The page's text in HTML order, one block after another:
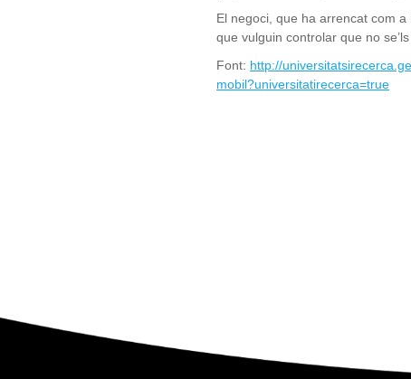
El negoci, que ha arrencat com
que vulguin controlar que no
Font: http://
mobil?universitatirecerca=true